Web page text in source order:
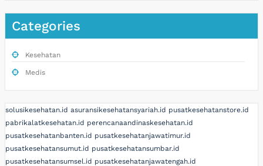
Categories
Kesehatan
Medis
solusikesehatan.id asuransikesehatansyariah.id pusatkesehatanstore.id
pabrikalatkesehatan.id perencanaandinaskesehatan.id
pusatkesehatanbanten.id pusatkesehatanjawatimur.id
pusatkesehatansumut.id pusatkesehatansumbar.id
pusatkesehatansumsel.id pusatkesehatanjawatengah.id